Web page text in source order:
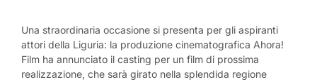
Una straordinaria occasione si presenta per gli aspiranti
attori della Liguria: la produzione cinematografica Ahora!
Film ha annunciato il casting per un film di prossima
realizzazione, che sarà girato nella splendida regione